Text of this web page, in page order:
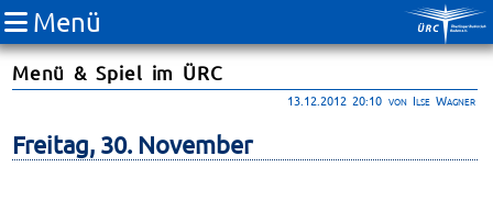
Menü
Menü & Spiel im ÜRC
13.12.2012 20:10 von Ilse Wagner
Freitag, 30. November